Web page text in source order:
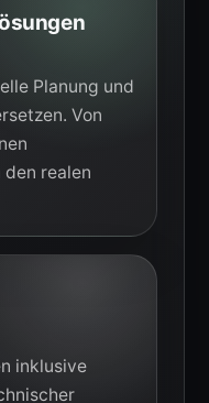
Planung und
Von
realen
inklusive